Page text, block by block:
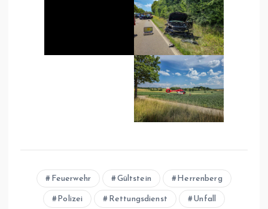
Feuerwehr Gültstein Herrenberg
Polizei Rettungsdienst Unfall